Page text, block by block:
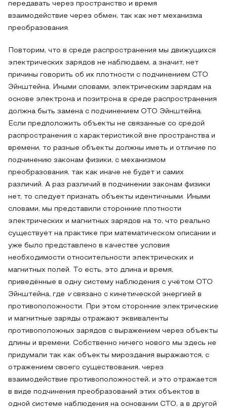
передавать через пространство и время
взаимодействие через обмен, так как нет механизма
преобразования.
Повторим, что в среде распространения мы движущихся
электрических зарядов не наблюдаем, а значит, нет
причины говорить об их плотности с подчинением СТО
Эйнштейна. Иными словами, электрическим зарядам на
основе электрона и позитрона в среде распространения
должна быть замена с подчинением ОТО Эйнштейна.
Если предположить объекты не связанные со средой
распространения с характеристикой вне пространства и
времени, то разные объекты должны иметь и отличие по
подчинению законам физики, с механизмом
преобразования, так как иначе не будет и самих
различий. А раз различий в подчинении законам физики
нет, то следует признать объекты идентичными. Иными
словами, мы представили сторонние плотности
электрических и магнитных зарядов на то, что реально
существует на практике при математическом описании и
уже было представлено в качестве условия
необходимости относительности электрических и
магнитных полей. То есть, это длина и время,
приведённые в одну систему наблюдения с учётом ОТО
Эйнштейна, где vсвязано с кинетической энергией в
противоположности. При этом сторонние электрические
и магнитные заряды отражают эквиваленты
противоположных зарядов с выражением через объекты
длины и времени. Собственно ничего нового мы здесь не
придумали так как объекты мироздания выражаются, с
отражением своего существования, через
взаимодействие противоположностей, и это отражается
в виде подчинения преобразований этих объектов в
одной системе наблюдения на основании СТО, а в другой